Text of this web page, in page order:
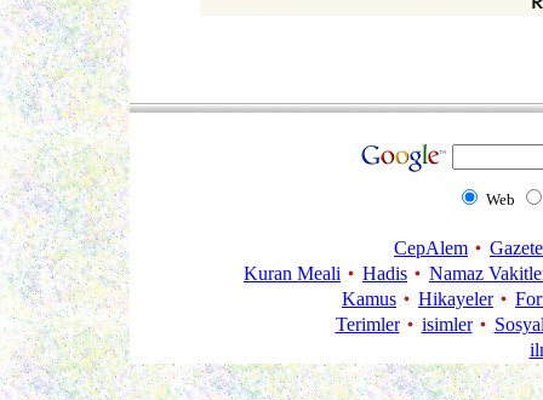
Web
CepAlem
Kuran Meali
Hadis
Namaz
Kamus
Hikayeler
Terimler
isimler